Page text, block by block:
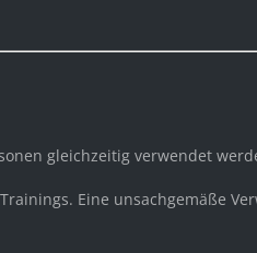
gleichzeitig verwendet
Eine unsachgemäße